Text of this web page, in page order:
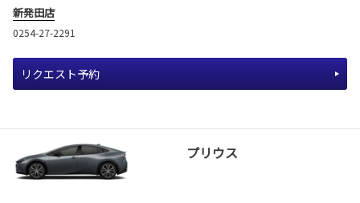
新発田店
0254-27-2291
リクエスト予約
プリウス